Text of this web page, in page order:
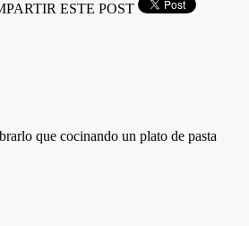
ESTE POST
que cocinando un plato de pasta